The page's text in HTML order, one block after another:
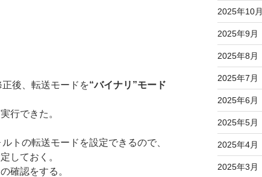
後、転送モードを“バイナリ”モード
行できた。
トの転送モードを設定できるので、
しておく。
確認をする。
2025年10月
2025年9月
2025年8月
2025年7月
2025年6月
2025年5月
2025年4月
2025年3月